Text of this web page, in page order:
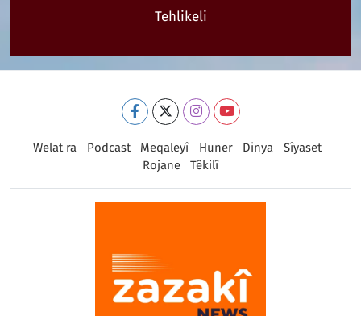
Tehlikeli
Welat ra Podcast Meqaleyî Huner Dinya
Sîyaset
Rojane
Têkilî